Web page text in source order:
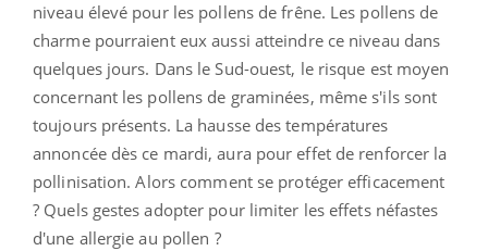
niveau élevé pour les pollens de frêne. Les pollens de
charme pourraient eux aussi atteindre ce niveau dans
quelques jours. Dans le Sud-ouest, le risque est moyen
concernant les pollens de graminées, même s'ils sont
toujours présents. La hausse destempératures
annoncée dès ce mardi, aura pour effet de renforcer la
pollinisation. Alors comment se protéger efficacement
? Quels gestes adopter pour limiter les effets néfastes
d'une allergie au pollen ?